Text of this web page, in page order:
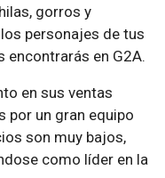
gorros y
personajes de tus
en G2A.
en sus ventas
por un gran equipo
son muy bajos,
como líder en la